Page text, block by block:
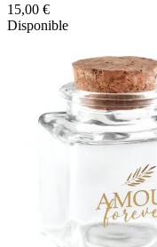
15,00 €
Disponible